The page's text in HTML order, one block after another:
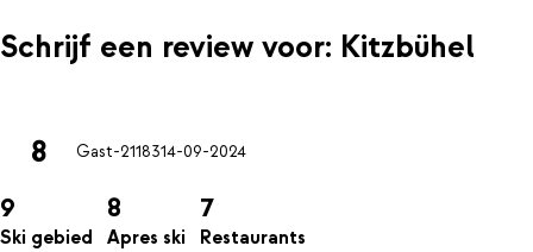
Schrijf een review voor: Kitzbühel
8 Gast-2118314-09-2024
9
Ski gebied
8
Apres ski
7
Restaurants